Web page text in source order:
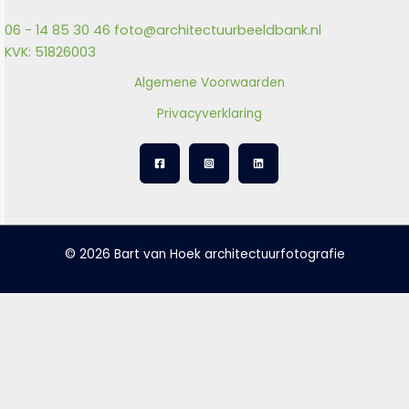
06 - 14 85 30 46 foto@architectuurbeeldbank.nl
KVK: 51826003
Algemene Voorwaarden
Privacyverklaring
© 2026 Bart van Hoek architectuurfotografie